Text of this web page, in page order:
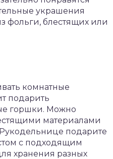
украшения
фольги, блестящих или
комнатные
подарить
горшки. Можно
материалами
подарите
с подходящим
хранения разных